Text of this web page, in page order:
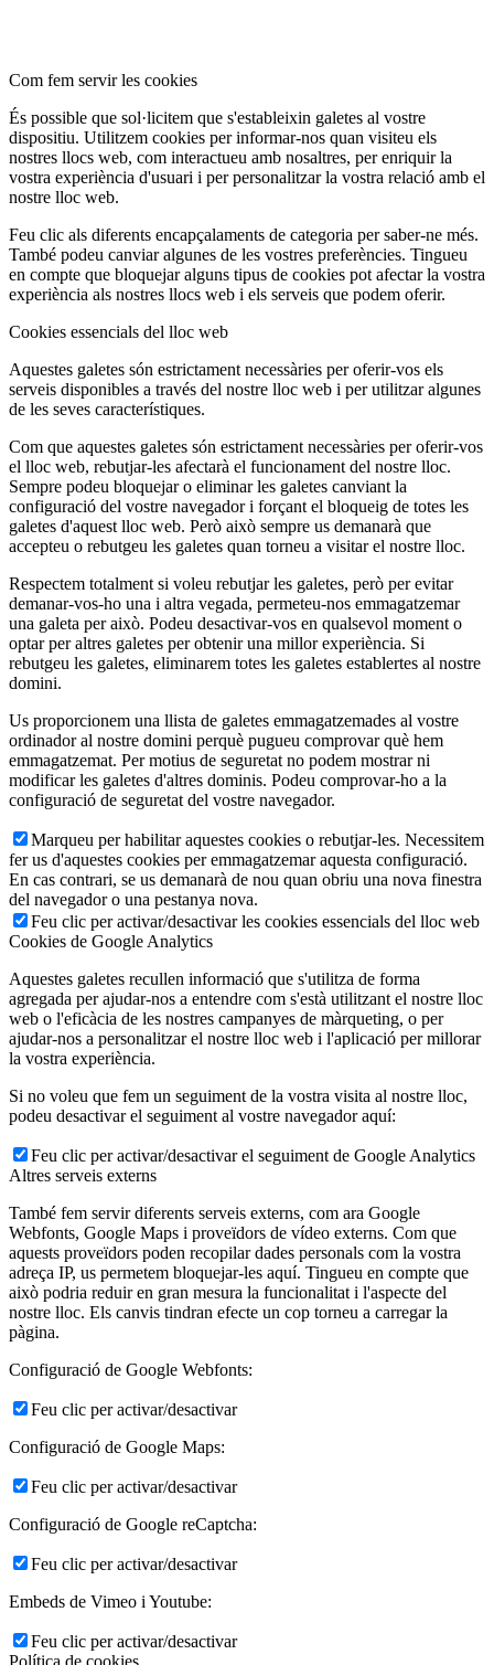
Com fem servir les cookies
És possible que sol·licitem que s'estableixin galetes al vostre
dispositiu. Utilitzem cookies per informar-nos quan visiteu els
nostres llocs web, com interactueu amb nosaltres, per enriquir la
vostra experiència d'usuari i per personalitzar la vostra relació amb el
nostre lloc web.
Feu clic als diferents encapçalaments de categoria per saber-ne més.
També podeu canviar algunes de les vostres preferències. Tingueu
en compte que bloquejar alguns tipus de cookies pot afectar la vostra
experiència als nostres llocs web i els serveis que podem oferir.
Cookies essencials del lloc web
Aquestes galetes són estrictament necessàries per oferir-vos els
serveis disponibles a través del nostre lloc web i per utilitzar algunes
de les seves característiques.
Com que aquestes galetes són estrictament necessàries per oferir-vos
el lloc web, rebutjar-les afectarà el funcionament del nostre lloc.
Sempre podeu bloquejar o eliminar les galetes canviant la
configuració del vostre navegador i forçant el bloqueig de totes les
galetes d'aquest lloc web. Però això sempre us demanarà que
accepteu o rebutgeu les galetes quan torneu a visitar el nostre lloc.
Respectem totalment si voleu rebutjar les galetes, però per evitar
demanar-vos-ho una i altra vegada, permeteu-nos emmagatzemar
una galeta per això. Podeu desactivar-vos en qualsevol moment o
optar per altres galetes per obtenir una millor experiència. Si
rebutgeu les galetes, eliminarem totes les galetes establertes al nostre
domini.
Us proporcionem una llista de galetes emmagatzemades al vostre
ordinador al nostre domini perquè pugueu comprovar què hem
emmagatzemat. Per motius de seguretat no podem mostrar ni
modificar les galetes d'altres dominis. Podeu comprovar-ho a la
configuració de seguretat del vostre navegador.
Marqueu per habilitar aquestes cookies o rebutjar-les. Necessitem
fer us d'aquestes cookies per emmagatzemar aquesta configuració.
En cas contrari, se us demanarà de nou quan obriu una nova finestra
del navegador o una pestanya nova.
Feu clic per activar/desactivar les cookies essencials del lloc web
Cookies de Google Analytics
Aquestes galetes recullen informació que s'utilitza de forma
agregada per ajudar-nos a entendre com s'està utilitzant el nostre lloc
web o l'eficàcia de les nostres campanyes de màrqueting, o per
ajudar-nos a personalitzar el nostre lloc web i l'aplicació per millorar
la vostra experiència.
Si no voleu que fem un seguiment de la vostra visita al nostre lloc,
podeu desactivar el seguiment al vostre navegador aquí:
Feu clic per activar/desactivar el seguiment de Google Analytics
Altres serveis externs
També fem servir diferents serveis externs, com ara Google
Webfonts, Google Maps i proveïdors de vídeo externs. Com que
aquests proveïdors poden recopilar dades personals com la vostra
adreça IP, us permetem bloquejar-les aquí. Tingueu en compte que
això podria reduir en gran mesura la funcionalitat i l'aspecte del
nostre lloc. Els canvis tindran efecte un cop torneu a carregar la
pàgina.
Configuració de Google Webfonts:
Feu clic per activar/desactivar
Configuració de Google Maps:
Feu clic per activar/desactivar
Configuració de Google reCaptcha:
Feu clic per activar/desactivar
Embeds de Vimeo i Youtube:
Feu clic per activar/desactivar
Política de cookies